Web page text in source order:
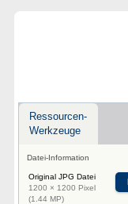
Ressourcen-
Werkzeuge
Datei-Information
Original JPG Datei
1200 × 1200 Pixel
(1.44 MP)